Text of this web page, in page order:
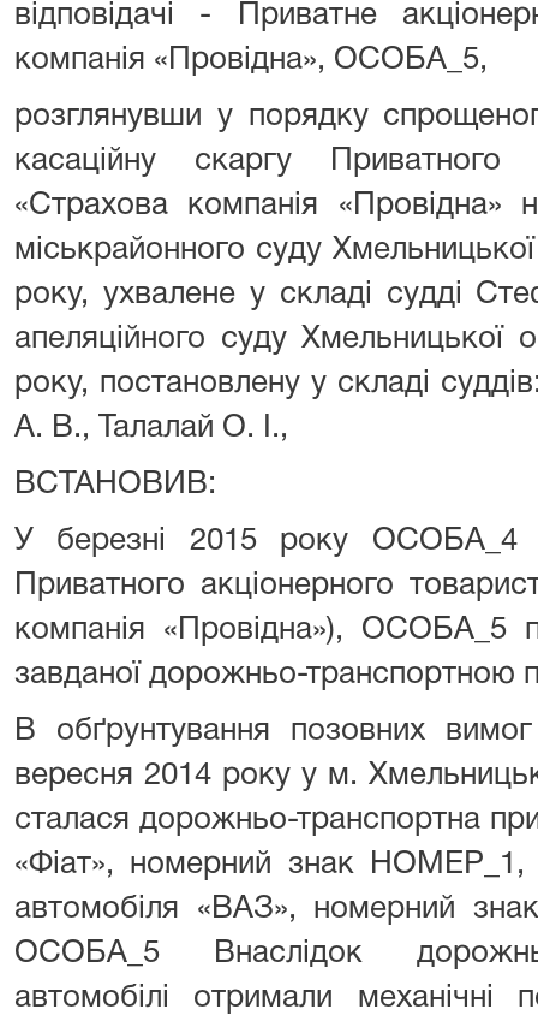
відповідачі - Приватне
компанія «Провідна», ОСОБА_5,
розглянувши у порядку
касаційну скаргу Приватного
«Страхова компанія «Провідна»
міськрайонного суду
року, ухвалене у складі судді
апеляційного суду Хмельницької
року, постановлену у складі
А. В., Талалай О. І.,
ВСТАНОВИВ:
У березні 2015 року ОСОБА_4
Приватного акціонерного
компанія «Провідна»), ОСОБА_5
завданої дорожньо-транспортною
В обґрунтування позовних
вересня 2014 року у м.
сталася дорожньо-транспортна
«Фіат», номерний знак НОМЕР_1,
автомобіля «ВАЗ», номерний
ОСОБА_5 Внаслідок
автомобілі отримали